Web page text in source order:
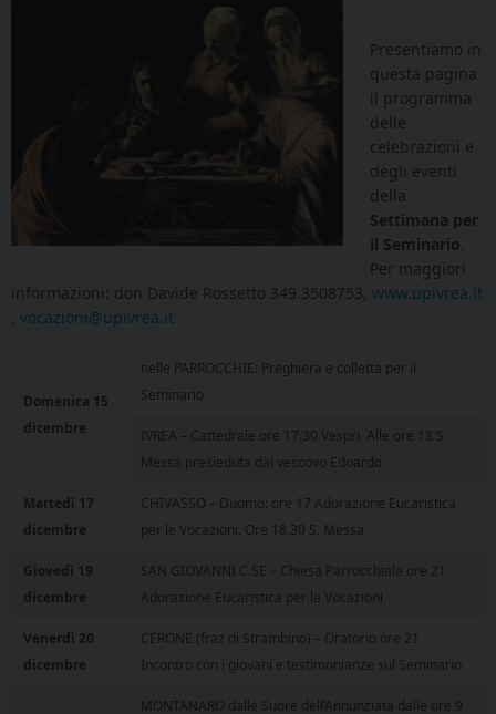
Presentiamo in
questa pagina
il programma
delle
celebrazioni e
degli eventi
della
Settimana per
il Seminario
Per maggiori
informazioni: don Davide Rossetto 349.3508753, www.upivrea.it
, vocazioni@upivrea.it
Domenica 15
dicembre
nelle PARROCCHIE: Preghiera e colletta per il
Seminario
IVREA – Cattedrale ore 17.30 Vespri. Alle ore 18 S.
Messa presieduta dal vescovo Edoardo
Martedì 17
dicembre
CHIVASSO – Duomo: ore 17 Adorazione Eucaristica
per le Vocazioni. Ore 18.30 S. Messa
Giovedì 19
dicembre
SAN GIOVANNI C.SE – Chiesa Parrocchiale ore 21
Adorazione Eucaristica per le Vocazioni
Venerdì 20
dicembre
CERONE (fraz di Strambino) – Oratorio ore 21
Incontro con i giovani e testimonianze sul Seminario
MONTANARO dalle Suore dell’Annunziata dalle ore 9